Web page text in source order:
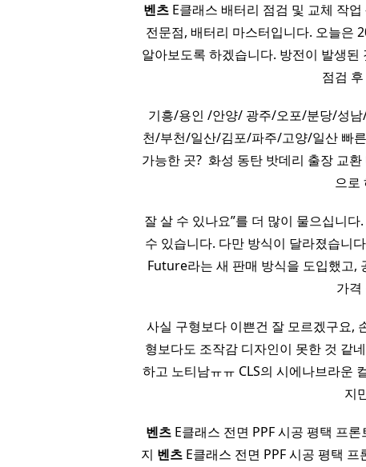
벤츠 E클래스 배터리 점검 및 교체 작
전문점, 배터리 마스터입니다. 오늘은
알아보도록 하겠습니다. 방전이 발생
점검
기흥/용인 /안양/ 광주/오포/분당/성
천/부천/일산/김포/파주/고양/일산 빠
가능한 곳? ​ 화성 동탄 밧데리 출장 교
으로
잘 살 수 있나요”를 더 많이 물으십니
수 있습니다. 다만 방식이 달라졌습니
Future라는 새 판매 방식을 도입했고,
가
사실 구형보다 이쁜건 잘 모르겠구요,
형보다도 조작감 디자인이 못한 것 같
하고 노티남ㅠㅠ CLS의 시에나브라운
지
벤츠E클래스 전면 PPF 시공 평택 프론
지 벤츠 E클래스 전면 PPF 시공 평택 프